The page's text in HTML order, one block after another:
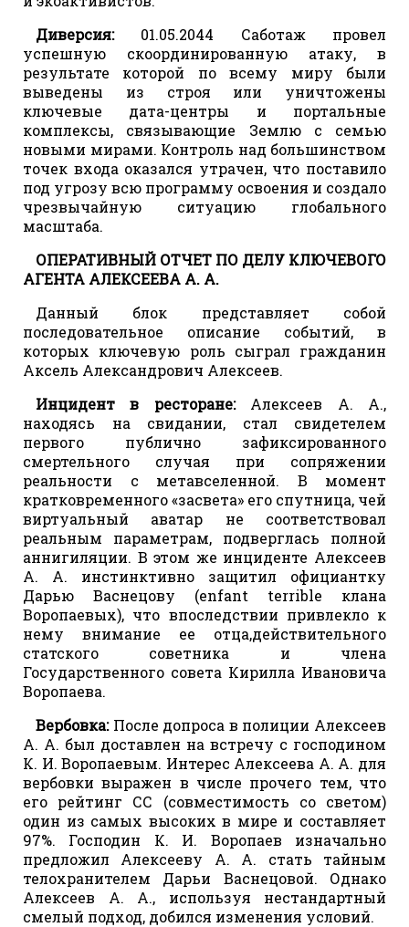
Диверсия:01.05.2044 Саботаж провел
успешную скоординированную атаку, в
результате которой по всему миру были
выведены из строя или уничтожены
ключевые дата-центры и портальные
комплексы, связывающие Землю с семью
новыми мирами. Контроль над большинством
точек входа оказался утрачен, что поставило
под угрозу всю программу освоения и создало
чрезвычайную ситуацию глобального
масштаба.
ОПЕРАТИВНЫЙ ОТЧЕТ ПО ДЕЛУ КЛЮЧЕВОГО
АГЕНТА АЛЕКСЕЕВА А. А.
Данный блок представляет собой
последовательное описание событий, в
которых ключевую роль сыграл гражданин
Аксель Александрович Алексеев.
Инцидент в ресторане:Алексеев А. А.,
находясь на свидании, стал свидетелем
первого публично зафиксированного
смертельного случая при сопряжении
реальности с метавселенной. В момент
кратковременного «засвета» его спутница, чей
виртуальный аватар не соответствовал
реальным параметрам, подверглась полной
аннигиляции. В этом же инциденте Алексеев
А. А. инстинктивно защитил официантку
Дарью Васнецову (enfant terrible клана
Воропаевых), что впоследствии привлекло к
нему внимание ее отца,действительного
статского советника и члена
Государственного совета Кирилла Ивановича
Воропаева.
Вербовка:После допроса в полиции Алексеев
А. А. был доставлен на встречу с господином
К. И. Воропаевым. Интерес Алексеева А. А. для
вербовки выражен в числе прочего тем, что
его рейтинг СС (совместимость со светом)
один из самых высоких в мире и составляет
97%. Господин К. И. Воропаев изначально
предложил Алексееву А. А. стать тайным
телохранителем Дарьи Васнецовой. Однако
Алексеев А. А., используя нестандартный
смелый подход, добился изменения условий.